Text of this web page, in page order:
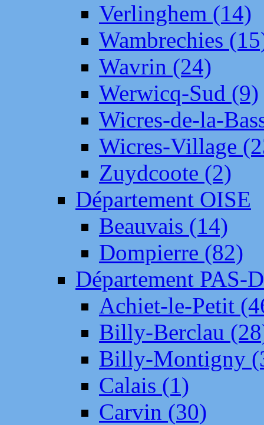
Verlinghem (14)
Wambrechies
Wavrin (24)
Werwicq-Sud (9)
Wicres-de-la-
Wicres-Village
Zuydcoote (2)
Département OISE
Beauvais (14)
Dompierre (82)
Département PAS-
Achiet-le-Petit
Billy-Berclau
Billy-Montigny
Calais (1)
Carvin (30)